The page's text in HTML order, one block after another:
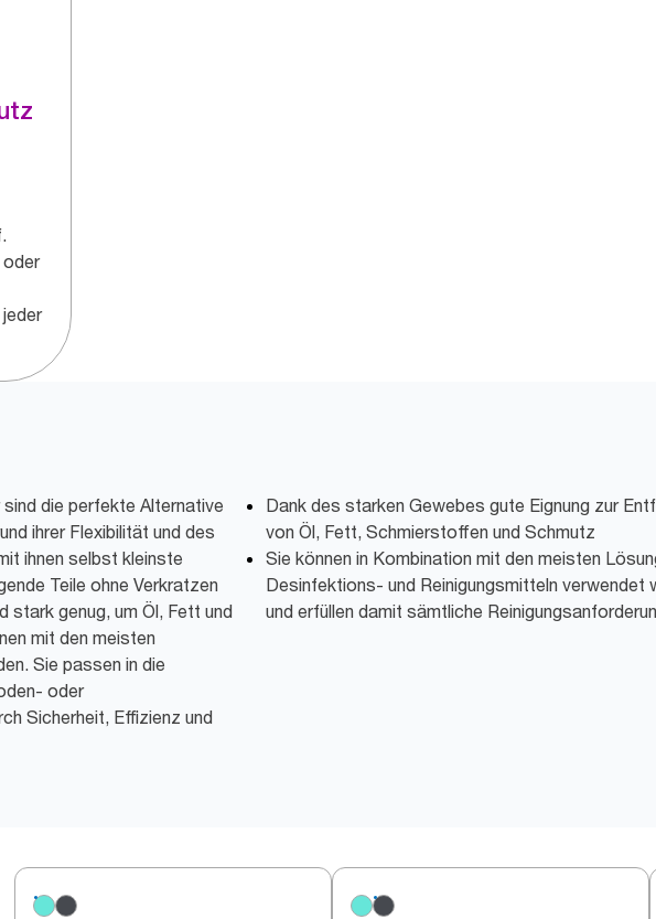
oder
die perfekte Alternative
ihrer Flexibilität und des
ihnen selbst kleinste
Teile ohne Verkratzen
stark genug, um Öl, Fett und
mit den meisten
Sie passen in die
oder
Sicherheit, Effizienz und
Dank des starken Gewebes gute Eignung zur
von Öl, Fett, Schmierstoffen und Schmutz
Sie können in Kombination mit den meisten
Desinfektions- und Reinigungsmitteln verwendet
und erfüllen damit sämtliche